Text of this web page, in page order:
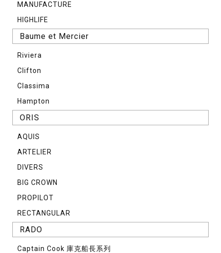
MANUFACTURE
HIGHLIFE
Baume et Mercier
Riviera
Clifton
Classima
Hampton
ORIS
AQUIS
ARTELIER
DIVERS
BIG CROWN
PROPILOT
RECTANGULAR
RADO
Captain Cook 庫克船長系列